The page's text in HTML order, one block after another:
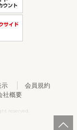
示
会員規約
社概要
reserved.